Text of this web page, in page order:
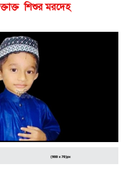
শিশুর মরদেহ